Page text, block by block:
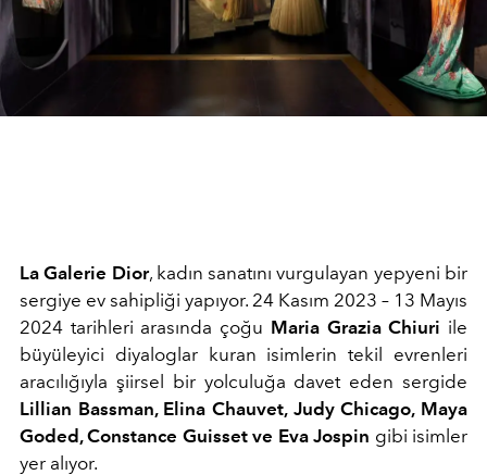
La Galerie Dior, kadın sanatını vurgulayan yepyeni bir
sergiye ev sahipliği yapıyor. 24 Kasım 2023 – 13 Mayıs
2024 tarihleri arasında çoğu Maria Grazia Chiuri ile
büyüleyici diyaloglar kuran isimlerin tekil evrenleri
aracılığıyla şiirsel bir yolculuğa davet eden sergide
Lillian Bassman, Elina Chauvet, Judy Chicago, Maya
Goded, Constance Guisset ve Eva Jospin gibi isimler
yer alıyor.